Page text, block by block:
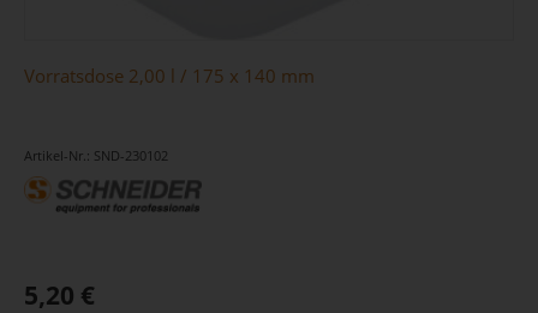
Vorratsdose 2,00 l / 175 x 140 mm
Artikel-Nr.: SND-230102
5,20 €